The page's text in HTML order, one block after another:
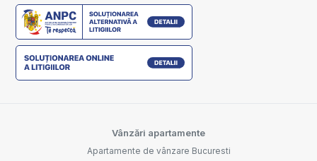
Vânzări apartamente
Apartamente de vânzare Bucuresti